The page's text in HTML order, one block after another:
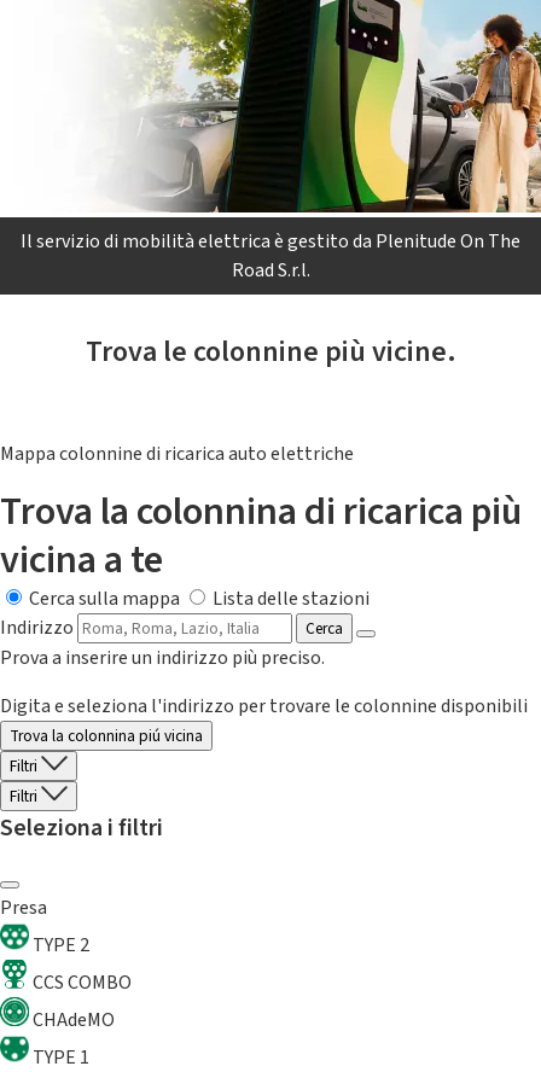
Il servizio di mobilità elettrica è gestito da Plenitude On The
Road S.r.l.
Trova le colonnine più vicine.
Mappa colonnine di ricarica auto elettriche
Trova la colonnina di ricarica più
vicina a te
Cerca sulla mappa
Lista delle stazioni
Indirizzo
Cerca
Prova a inserire un indirizzo più preciso.
Digita e seleziona l'indirizzo per trovare le colonnine disponibili
Trova la colonnina piú vicina
Filtri
Filtri
Seleziona i filtri
Presa
TYPE 2
CCS COMBO
CHAdeMO
TYPE 1